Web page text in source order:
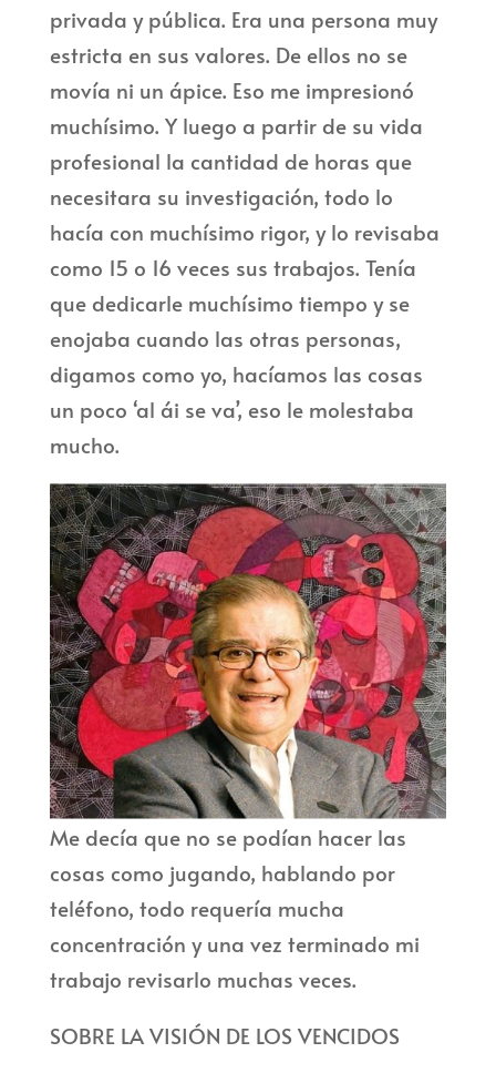
privada y pública. Era una persona muy
estricta en sus valores. De ellos no se
movía ni un ápice. Eso me impresionó
muchísimo. Y luego a partir de su vida
profesional la cantidad de horas que
necesitara su investigación, todo lo
hacía con muchísimo rigor, y lo revisaba
como 15 o 16 veces sus trabajos. Tenía
que dedicarle muchísimo tiempo y se
enojaba cuando las otras personas,
digamos como yo, hacíamos las cosas
un poco ‘al ái se va’, eso le molestaba
mucho.
Me decía que no se podían hacer las
cosas como jugando, hablando por
teléfono, todo requería mucha
concentración y una vez terminado mi
trabajo revisarlo muchas veces.
SOBRE LA VISIÓN DE LOS VENCIDOS